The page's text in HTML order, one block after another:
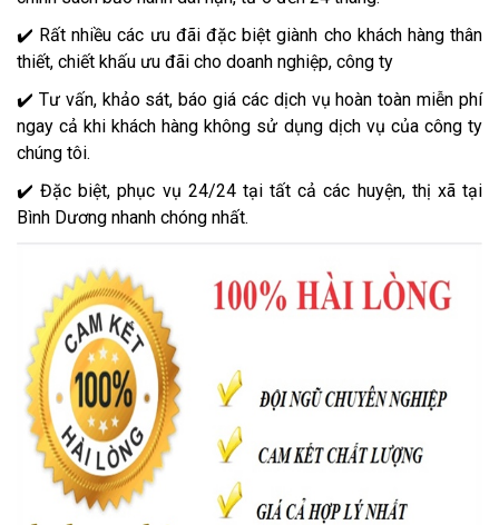
✔️ Rất nhiều các ưu đãi đặc biệt giành cho khách hàng thân
thiết, chiết khấu ưu đãi cho doanh nghiệp, công ty
✔️ Tư vấn, khảo sát, báo giá các dịch vụ hoàn toàn miễn phí
ngay cả khi khách hàng không sử dụng dịch vụ của công ty
chúng tôi.
✔️ Đặc biệt, phục vụ 24/24 tại tất cả các huyện, thị xã tại
Bình Dương nhanh chóng nhất.